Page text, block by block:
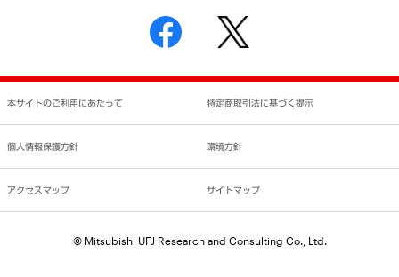
反社会的勢力に対する基本方針
書面による個人情報の開示等の請求の手続きについて
本サイトのご利用にあたって 特定商取引法に基づく提示
個人情報保護方針 環境方針
アクセスマップ サイトマップ
© Mitsubishi UFJ Research and Consulting Co., Ltd.